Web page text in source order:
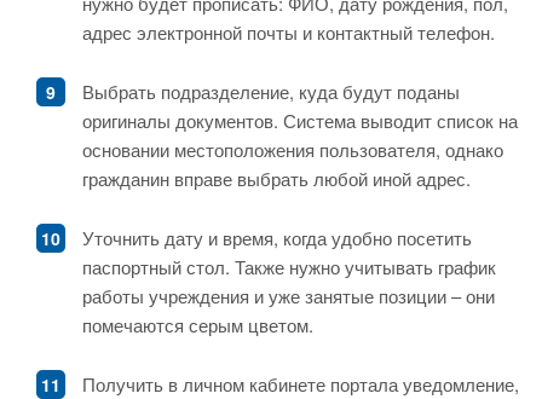
адрес электронной почты и контактный телефон.
Выбрать подразделение, куда будут поданы
оригиналы документов. Система выводит список на
основании местоположения пользователя, однако
гражданин вправе выбрать любой иной адрес.
Уточнить дату и время, когда удобно посетить
паспортный стол. Также нужно учитывать график
работы учреждения и уже занятые позиции – они
помечаются серым цветом.
Получить в личном кабинете портала уведомление,